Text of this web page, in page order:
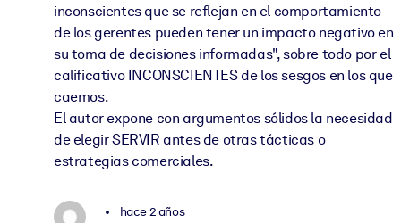
inconscientes que se reflejan en el comportamiento
de los gerentes pueden tener un impacto negativo en
su toma de decisiones informadas", sobre todo por el
calificativo INCONSCIENTES de los sesgos en los que
caemos.
El autor expone con argumentos sólidos la necesidad
de elegir SERVIR antes de otras tácticas o
estrategias comerciales.
hace 2 años